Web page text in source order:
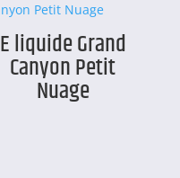
E liquide Grand
Canyon Petit
Nuage